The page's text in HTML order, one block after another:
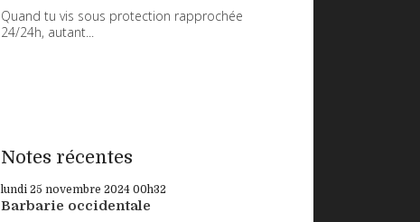
Quand tu vis sous protection rapprochée
24/24h, autant...
Notes récentes
lundi 25 novembre 2024 00h32
Barbarie occidentale